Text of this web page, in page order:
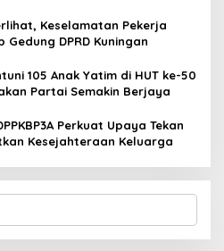
Keselamatan Pekerja
DPRD Kuningan
105 Anak Yatim di HUT ke-50
Partai Semakin Berjaya
Perkuat Upaya Tekan
Kesejahteraan Keluarga